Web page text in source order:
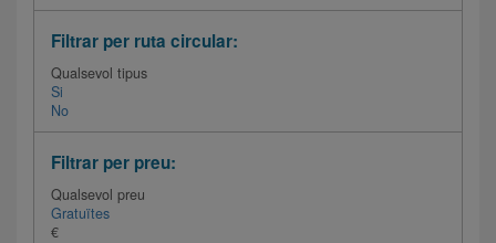
Filtrar per ruta circular:
Qualsevol tipus
Si
No
Filtrar per preu:
Qualsevol preu
Gratuïtes
€